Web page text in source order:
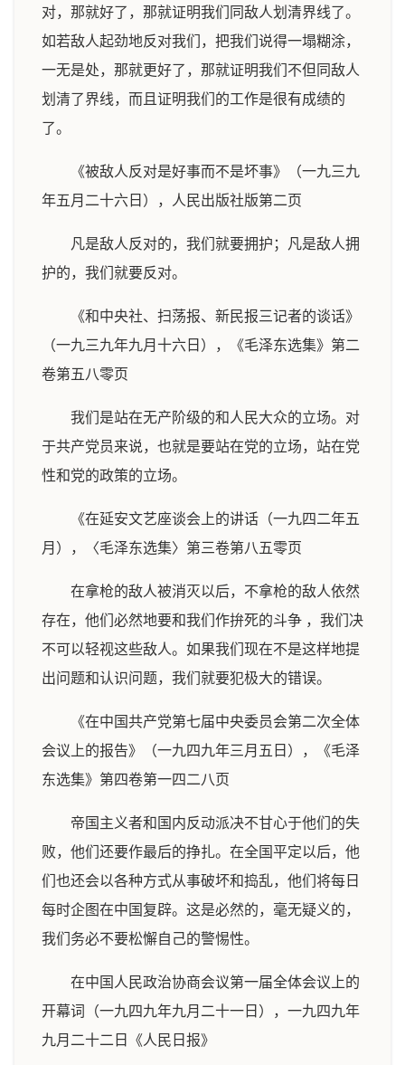
对，那就好了，那就证明我们同敌人划清界线了。
如若敌人起劲地反对我们，把我们说得一塌糊涂，
一无是处，那就更好了，那就证明我们不但同敌人
划清了界线，而且证明我们的工作是很有成绩的
了。
《被敌人反对是好事而不是坏事》（一九三九
年五月二十六日），人民出版社版第二页
凡是敌人反对的，我们就要拥护；凡是敌人拥
护的，我们就要反对。
《和中央社、扫荡报、新民报三记者的谈话》
（一九三九年九月十六日），《毛泽东选集》第二
卷第五八零页
我们是站在无产阶级的和人民大众的立场。对
于共产党员来说，也就是要站在党的立场，站在党
性和党的政策的立场。
《在延安文艺座谈会上的讲话（一九四二年五
月），〈毛泽东选集〉第三卷第八五零页
在拿枪的敌人被消灭以后，不拿枪的敌人依然
存在，他们必然地要和我们作拚死的斗争 ，我们决
不可以轻视这些敌人。如果我们现在不是这样地提
出问题和认识问题，我们就要犯极大的错误。
《在中国共产党第七届中央委员会第二次全体
会议上的报告》（一九四九年三月五日），《毛泽
东选集》第四卷第一四二八页
帝国主义者和国内反动派决不甘心于他们的失
败，他们还要作最后的挣扎。在全国平定以后，他
们也还会以各种方式从事破坏和捣乱，他们将每日
每时企图在中国复辟。这是必然的，毫无疑义的，
我们务必不要松懈自己的警惕性。
在中国人民政治协商会议第一届全体会议上的
开幕词（一九四九年九月二十一日），一九四九年
九月二十二日《人民日报》